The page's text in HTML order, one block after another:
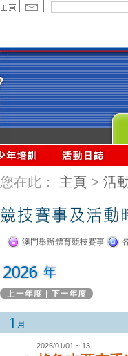
您在此： 主頁 > 活
澳門舉辦體育競技賽事
2026/01/01 ~ 13